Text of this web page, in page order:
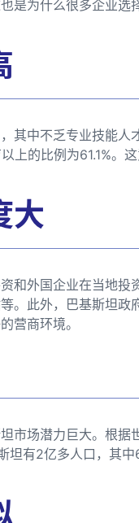
是为什么很多企业选
其中不乏专业技能
上的比例为61.1%。
大
和外国企业在当地
。此外，巴基斯坦政
营商环境。
市场潜力巨大。根
坦有2亿多人口，其